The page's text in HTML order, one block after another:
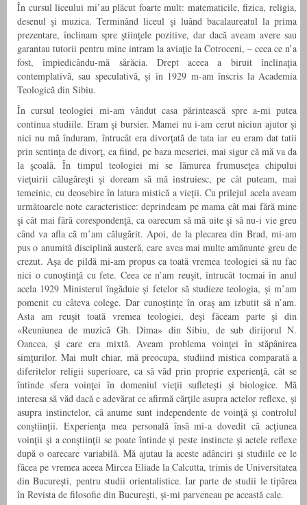
În cursul liceului mi’au plăcut foarte mult: matematicile, fizica, religia,
desenul şi muzica. Terminând liceul şi luând bacalaureatul la prima
prezentare, înclinam spre ştiinţele pozitive, dar dacă aveam avere sau
garantau tutorii pentru mine intram la aviaţie la Cotroceni, – ceea ce n’a
fost, împiedicându-mă sărăcia. Drept aceea a biruit înclinaţia
contemplativă, sau speculativă, şi în 1929 m-am înscris la Academia
Teologică din Sibiu.
În cursul teologiei mi-am vândut casa părintească spre a-mi putea
continua studiile. Eram şi bursier. Mamei nu i-am cerut niciun ajutor şi
nici nu mă înduram, întrucât era divorţată de tata iar eu eram dat tatii
prin sentinţa de divorţ, ca fiind, pe baza meseriei, mai sigur că mă va da
la şcoală. În timpul teologiei mi se lămurea frumuseţea chipului
vieţuirii călugăreşti şi doream să mă instruiesc, pe cât puteam, mai
temeinic, cu deosebire în latura mistică a vieţii. Cu prilejul acela aveam
următoarele note caracteristice: deprindeam pe mama cât mai fără mine
şi cât mai fără corespondenţă, ca oarecum să mă uite şi să nu-i vie greu
când va afla că m’am călugărit. Apoi, de la plecarea din Brad, mi-am
pus o anumită disciplină austeră, care avea mai multe amănunte greu de
crezut. Aşa de pildă mi-am propus ca toată vremea teologiei să nu fac
nici o cunoştinţă cu fete. Ceea ce n’am reuşit, întrucât tocmai în anul
acela 1929 Ministerul îngăduie şi fetelor să studieze teologia, şi m’am
pomenit cu câteva colege. Dar cunoştinţe în oraş am izbutit să n’am.
Asta am reuşit toată vremea teologiei, deşi făceam parte şi din
«Reuniunea de muzică Gh. Dima» din Sibiu, de sub dirijorul N.
Oancea, şi care era mixtă. Aveam problema voinţei în stăpânirea
simţurilor. Mai mult chiar, mă preocupa, studiind mistica comparată a
diferitelor religii superioare, ca să văd prin proprie experienţă, cât se
întinde sfera voinţei în domeniul vieţii sufleteşti şi biologice. Mă
interesa să văd dacă e adevărat ce afirmă cărţile asupra actelor reflexe, şi
asupra instinctelor, că anume sunt independente de voinţă şi controlul
conştiinţii. Experienţa mea personală însă mi-a dovedit că acţiunea
voinţii şi a conştiinţii se poate întinde şi peste instincte şi actele reflexe
după o oarecare variabilă. Mă ajutau la aceste adânciri şi studiile ce le
făcea pe vremea aceea Mircea Eliade la Calcutta, trimis de Universitatea
din Bucureşti, pentru studii orientalistice. Iar parte de studii le tipărea
în Revista de filosofie din Bucureşti, şi-mi parveneau pe această cale.